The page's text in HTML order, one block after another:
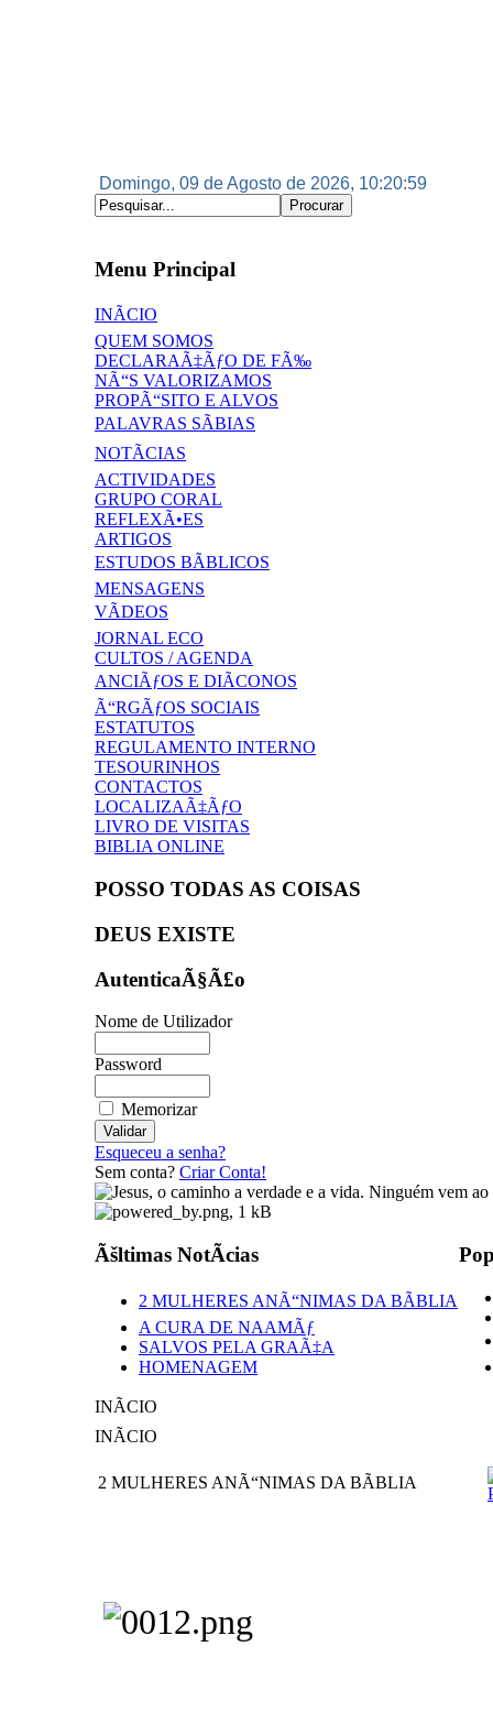
Domingo, 09 de Agosto de 2026, 10:21:00
Menu Principal
INÃCIO
QUEM SOMOS
DECLARAÃ‡ÃƒO DE FÃ‰
NÃ“S VALORIZAMOS
PROPÃ“SITO E ALVOS
PALAVRAS SÃBIAS
NOTÃCIAS
ACTIVIDADES
GRUPO CORAL
REFLEXÃ•ES
ARTIGOS
ESTUDOS BÃBLICOS
MENSAGENS
VÃDEOS
JORNAL ECO
CULTOS / AGENDA
ANCIÃƒOS E DIÃCONOS
Ã“RGÃƒOS SOCIAIS
ESTATUTOS
REGULAMENTO INTERNO
TESOURINHOS
CONTACTOS
LOCALIZAÃ‡ÃƒO
LIVRO DE VISITAS
BIBLIA ONLINE
POSSO TODAS AS COISAS
DEUS EXISTE
AutenticaÃ§Ã£o
Nome de Utilizador
Password
Memorizar
Esqueceu a senha?
Sem conta? Criar Conta!
Ãšltimas NotÃ­cias
2 MULHERES ANÃ“NIMAS DA BÃBLIA
A CURA DE NAAMÃƒ
SALVOS PELA GRAÃ‡A
HOMENAGEM
INÃCIO
INÃCIO
2 MULHERES ANÃ“NIMAS DA BÃBLIA